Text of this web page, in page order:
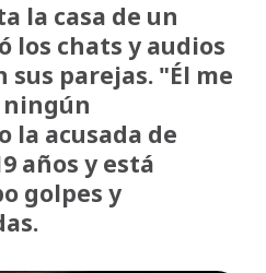
la casa de un
los chats y audios
sus parejas. "Él me
la acusada de
años y está
golpes y